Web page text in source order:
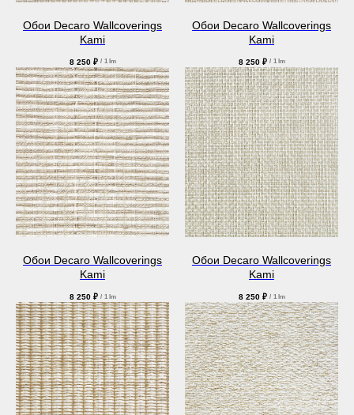
Обои Decaro Wallcoverings
Kami
8 250 ₽ / 1 lm
Обои Decaro Wallcoverings
Kami
8 250 ₽ / 1 lm
Обои Decaro Wallcoverings
Kami
8 250 ₽ / 1 lm
Обои Decaro Wallcoverings
Kami
8 250 ₽ / 1 lm